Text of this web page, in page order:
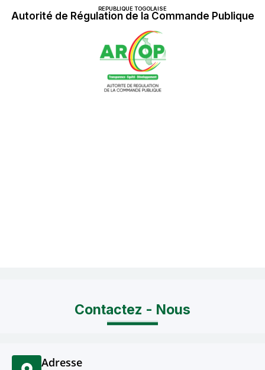
Autorité de Régulation de la Commande Publique
REPUBLIQUE TOGOLAISE
Contactez - Nous
Adresse